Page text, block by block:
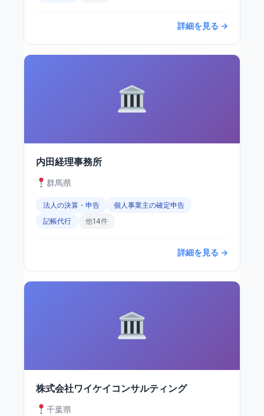
詳細を見る →
内田経理事務所
群馬県
法人の決算・申告
個人事業主の確定申告
記帳代行
他14件
詳細を見る →
株式会社ワイケイコンサルティング
千葉県